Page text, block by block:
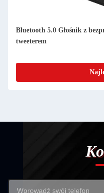
Wyświetlacz TFT DAB FM
Internet Radio Niski hałas